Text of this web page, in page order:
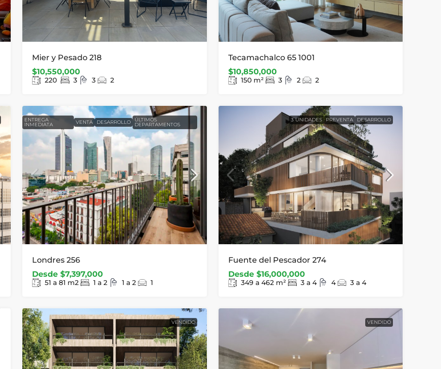
Mier y Pesado 218
$10,550,000
220 3 3 2
Tecamachalco 65 1001
$10,850,000
150 m² 3 2 2
ENTREGA
INMEDIATA VENTA DESARROLLO ÚLTIMOS
DEPARTAMENTOS
Londres 256
Desde $7,397,000
51 a 81 m2 1 a 2 1 a 2 1
3 UNIDADES PREVENTA DESARROLLO
Fuente del Pescador 274
Desde$16,000,000
349 a 462 m² 3 a 4 4 3 a 4
VENDIDO VENDIDO